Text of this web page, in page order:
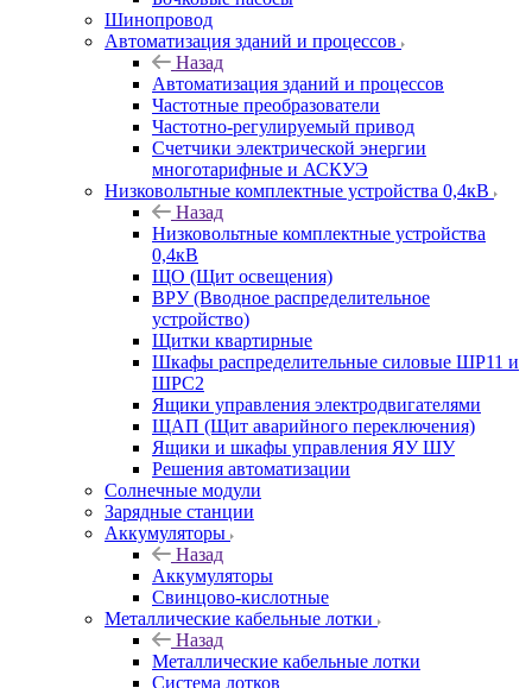
Шинопровод
Автоматизация зданий и процессов
Назад
Автоматизация зданий и процессов
Частотные преобразователи
Частотно-регулируемый привод
Счетчики электрической энергии
многотарифные и АСКУЭ
Низковольтные комплектные устройства 0,4кВ
Назад
Низковольтные комплектные устройства
0,4кВ
ЩО (Щит освещения)
ВРУ (Вводное распределительное
устройство)
Щитки квартирные
Шкафы распределительные силовые ШР11 и
ШРС2
Ящики управления электродвигателями
ЩАП (Щит аварийного переключения)
Ящики и шкафы управления ЯУ ШУ
Решения автоматизации
Солнечные модули
Зарядные станции
Аккумуляторы
Назад
Аккумуляторы
Свинцово-кислотные
Металлические кабельные лотки
Назад
Металлические кабельные лотки
Система лотков